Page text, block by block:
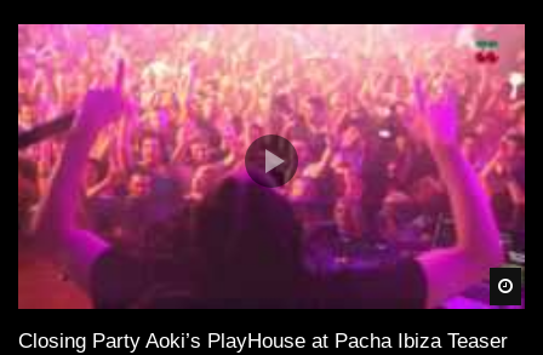
Closing Party Aoki’s PlayHouse at Pacha Ibiza Teaser